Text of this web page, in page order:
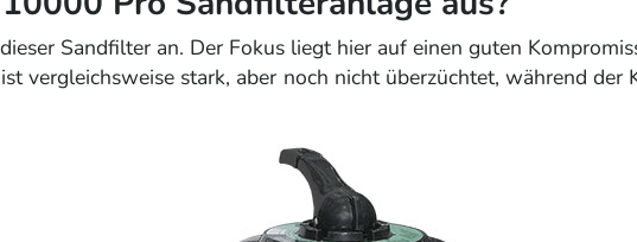
Sandfilter an. Der Fokus liegt hier auf einen guten
vergleichsweise stark, aber noch nicht überzüchtet, während der